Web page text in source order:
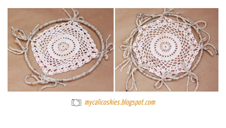
mycalicoskies.blogspot.com